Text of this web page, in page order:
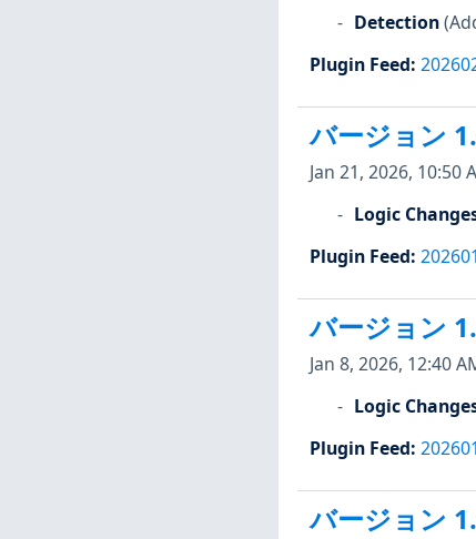
Detection
Plugin Feed:
バージョン
Jan 21, 2026, 10:50
Logic
Plugin Feed:
バージョン
Jan 8, 2026, 12:40
Logic
Plugin Feed:
バージョン